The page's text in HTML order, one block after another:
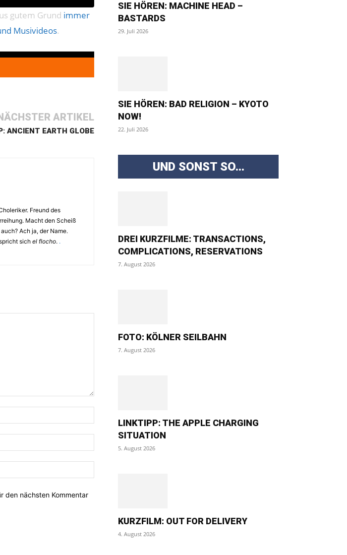
gutem Grund immer
Musivideos.
ARTIKEL
ANCIENT EARTH GLOBE
Freund des
Macht den Scheiß
Ach ja, der Name.
sich el flocho. .
den nächsten Kommentar
SIE HÖREN: MACHINE HEAD –
BASTARDS
29. Juli 2026
SIE HÖREN: BAD RELIGION – KYOTO
NOW!
22. Juli 2026
UND SONST SO...
DREI KURZFILME: TRANSACTIONS,
COMPLICATIONS, RESERVATIONS
7. August 2026
FOTO: KÖLNER SEILBAHN
7. August 2026
LINKTIPP: THE APPLE CHARGING
SITUATION
5. August 2026
KURZFILM: OUT FOR DELIVERY
4. August 2026